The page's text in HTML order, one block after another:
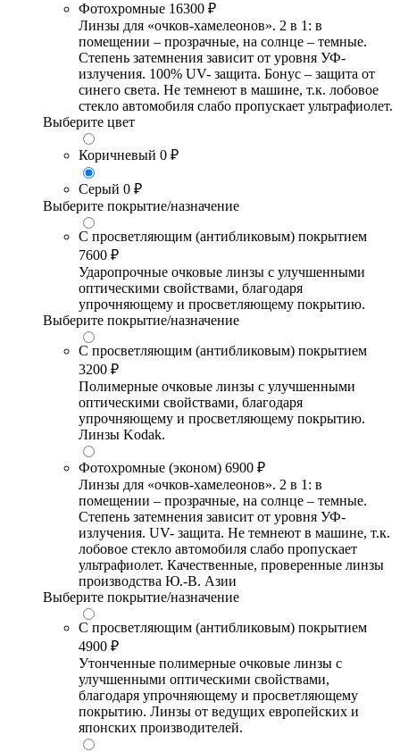
Фотохромные 16300 ₽
Линзы для «очков-хамелеонов». 2 в 1: в
помещении – прозрачные, на солнце – темные.
Степень затемнения зависит от уровня УФ-
излучения. 100% UV- защита. Бонус – защита от
синего света. Не темнеют в машине, т.к. лобовое
стекло автомобиля слабо пропускает ультрафиолет.
Выберите цвет
Коричневый 0 ₽
Серый 0 ₽
Выберите покрытие/назначение
С просветляющим (антибликовым) покрытием
7600 ₽
Ударопрочные очковые линзы с улучшенными
оптическими свойствами, благодаря
упрочняющему и просветляющему покрытию.
Выберите покрытие/назначение
С просветляющим (антибликовым) покрытием
3200 ₽
Полимерные очковые линзы с улучшенными
оптическими свойствами, благодаря
упрочняющему и просветляющему покрытию.
Линзы Kodak.
Фотохромные (эконом) 6900 ₽
Линзы для «очков-хамелеонов». 2 в 1: в
помещении – прозрачные, на солнце – темные.
Степень затемнения зависит от уровня УФ-
излучения. UV- защита. Не темнеют в машине, т.к.
лобовое стекло автомобиля слабо пропускает
ультрафиолет. Качественные, проверенные линзы
производства Ю.-В. Азии
Выберите покрытие/назначение
С просветляющим (антибликовым) покрытием
4900 ₽
Утонченные полимерные очковые линзы с
улучшенными оптическими свойствами,
благодаря упрочняющему и просветляющему
покрытию. Линзы от ведущих европейских и
японских производителей.